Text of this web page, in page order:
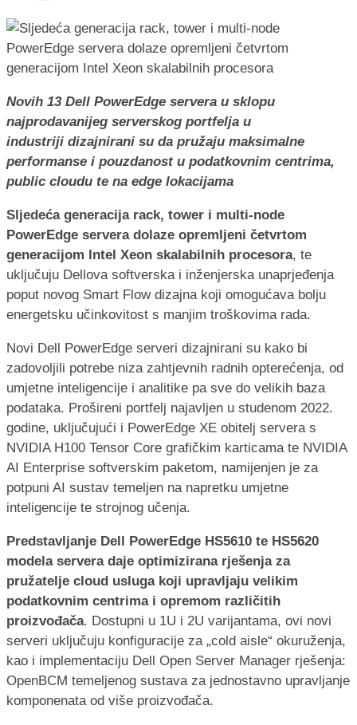
Novih 13 Dell PowerEdge servera u sklopu
najprodavanijeg serverskog portfelja u
industriji dizajnirani su da pružaju maksimalne
performanse i pouzdanost u podatkovnim centrima,
public cloudu te na edge lokacijama
Sljedeća generacija rack, tower i multi-node
PowerEdge servera dolaze opremljeni četvrtom
generacijom Intel Xeon skalabilnih procesora, te
uključuju Dellova softverska i inženjerska unaprjeđenja
poput novog Smart Flow dizajna koji omogućava bolju
energetsku učinkovitost s manjim troškovima rada.
Novi Dell PowerEdge serveri dizajnirani su kako bi
zadovoljili potrebe niza zahtjevnih radnih opterećenja, od
umjetne inteligencije i analitike pa sve do velikih baza
podataka. Prošireni portfelj najavljen u studenom 2022.
godine, uključujući i PowerEdge XE obitelj servera s
NVIDIA H100 Tensor Core grafičkim karticama te NVIDIA
AI Enterprise softverskim paketom, namijenjen je za
potpuni AI sustav temeljen na napretku umjetne
inteligencije te strojnog učenja.
Predstavljanje Dell PowerEdge HS5610 te HS5620
modela servera daje optimizirana rješenja za
pružatelje cloud usluga koji upravljaju velikim
podatkovnim centrima i opremom različitih
proizvođača. Dostupni u 1U i 2U varijantama, ovi novi
serveri uključuju konfiguracije za „cold aisle“ okuruženja,
kao i implementaciju Dell Open Server Manager rješenja:
OpenBCM temeljenog sustava za jednostavno upravljanje
komponenata od više proizvođača.